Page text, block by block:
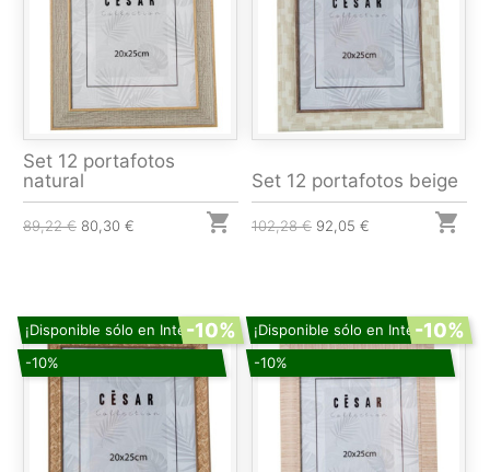
Set 12 portafotos
natural
89,22 € 80,30 € 
Set 12 portafotos beige
102,28 € 92,05 € 
¡Disponible sólo en Internet!
-10%
-10%
¡Disponible sólo en Internet!
-10%
-10%